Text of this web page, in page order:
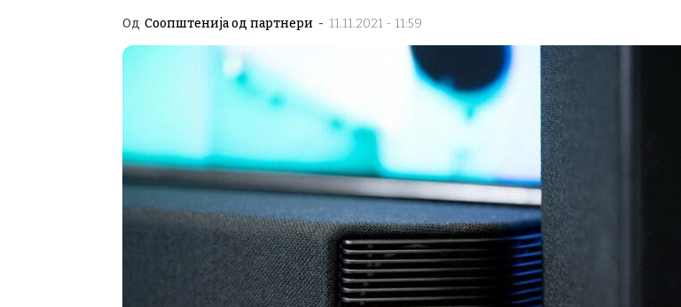
Од Соопштенија од партнери - 11.11.2021 - 11:59